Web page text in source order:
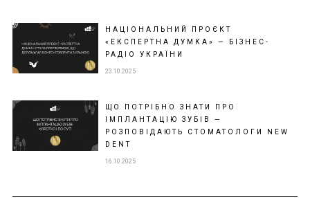
НАЦІОНАЛЬНИЙ ПРОЄКТ
«ЕКСПЕРТНА ДУМКА» — БІЗНЕС-
РАДІО УКРАЇНИ
23.10.2025
ЩО ПОТРІБНО ЗНАТИ ПРО
ІМПЛАНТАЦІЮ ЗУБІВ —
РОЗПОВІДАЮТЬ СТОМАТОЛОГИ NEW
DENT
16.10.2025